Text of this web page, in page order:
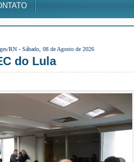
RN - Sábado, 08 de Agosto de 2026
do Lula